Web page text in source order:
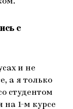
с
и не
а я только
студентом
1-м курсе